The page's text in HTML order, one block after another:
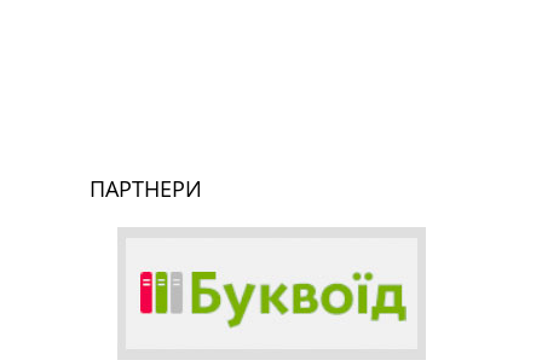
ПАРТНЕРИ